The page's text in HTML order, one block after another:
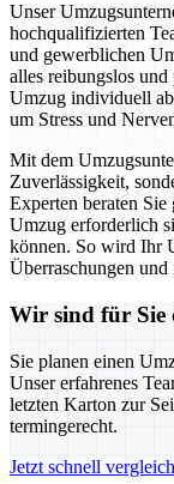
Unser
hochqualifizierten
und gewerblichen
alles reibungslos
Umzug individuell
um Stress und
Mit dem
Zuverlässigkeit,
Experten beraten
Umzug erforderlich
können. So wird Ihr
Überraschungen
Wir sind für Sie
Sie planen einen
Unser erfahrenes
letzten Karton zur
termingerecht.
Jetzt schnell